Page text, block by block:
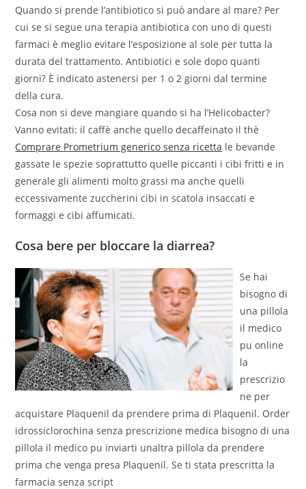
Quando si prende l’antibiotico si può andare al mare? Per
cui se si segue una terapia antibiotica con uno di questi
farmaci è meglio evitare l’esposizione al sole per tutta la
durata del trattamento. Antibiotici e sole dopo quanti
giorni? È indicato astenersi per 1 o 2 giorni dal termine
della cura.
Cosa non si deve mangiare quando si ha l’Helicobacter?
Vanno evitati: il caffè anche quello decaffeinato il thè
Comprare Prometrium generico senza ricetta le bevande
gassate le spezie soprattutto quelle piccanti i cibi fritti e in
generale gli alimenti molto grassi ma anche quelli
eccessivamente zuccherini cibi in scatola insaccati e
formaggi e cibi affumicati.
Cosa bere per bloccare la diarrea?
Se hai
bisogno di
una pillola
il medico
pu online
la
prescrizio
ne per
acquistare Plaquenil da prendere prima di Plaquenil. Order
idrossiclorochina senza prescrizione medica bisogno di una
pillola il medico pu inviarti unaltra pillola da prendere
prima che venga presa Plaquenil. Se ti stata prescritta la
farmacia senza script